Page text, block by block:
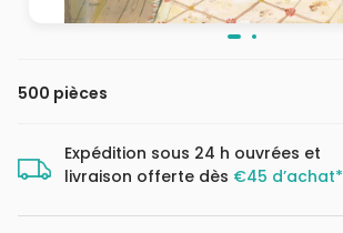
500 pièces
Expédition sous 24 h ouvrées et
livraison offerte dès €45 d’achat*